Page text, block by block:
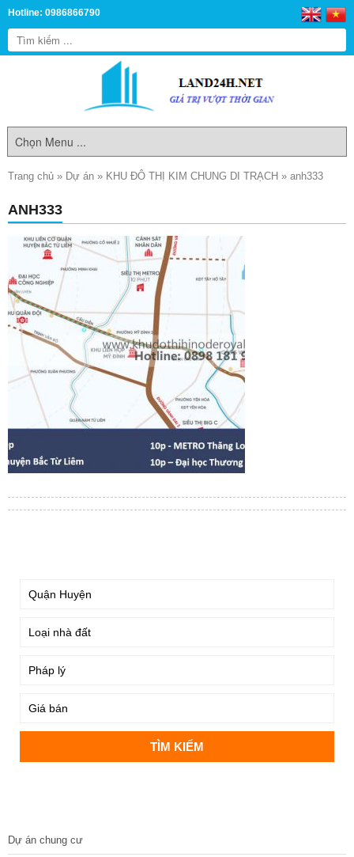
Hotline: 0986866790
Trang chủ » Dự án » KHU ĐÔ THỊ KIM CHUNG DI TRẠCH » anh333
ANH333
Dự án chung cư